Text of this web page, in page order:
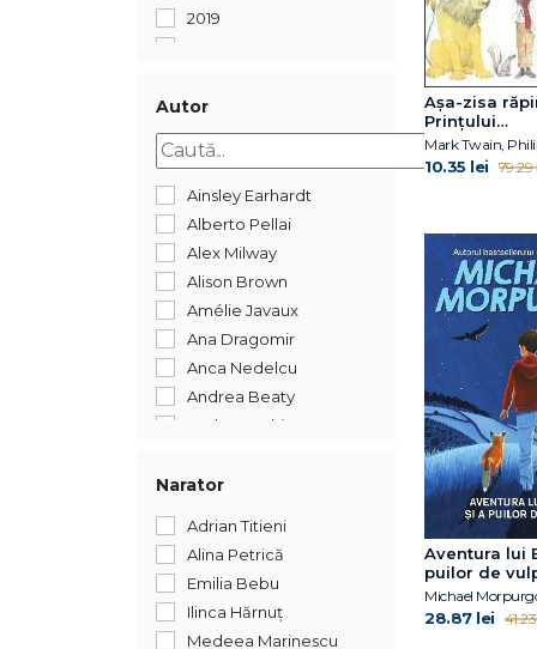
2019
2016
2015
Autor
Ainsley Earhardt
Alberto Pellai
Alex Milway
Alison Brown
Amélie Javaux
Ana Dragomir
Anca Nedelcu
Andrea Beaty
Andreea Chiru-Maga
Andreea Lițescu
Antoon Krings
Narator
Adrian Titieni
Alina Petrică
Emilia Bebu
Ilinca Hărnuț
Medeea Marinescu
Așa-zisa
Prințului
Mark Twain,
10.35 lei 79.29
Aventura lui
puilor de
Michael
28.87 lei